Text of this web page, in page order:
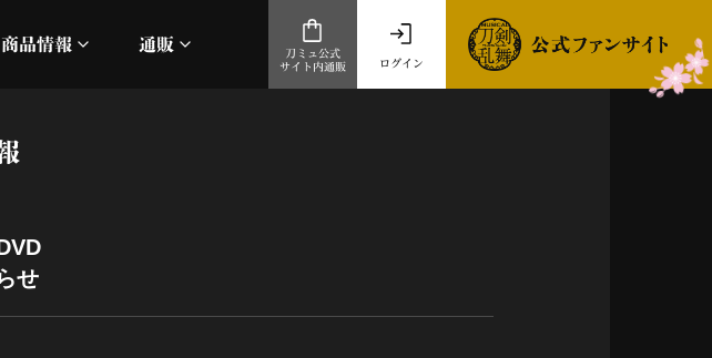
ルムービー
商品情報
加州清光 単騎出陣 極
江 おん すていじ かうんとだうんぱーてぃー
通販
ログイン
刀ミュ公式
サイト内通販
せ